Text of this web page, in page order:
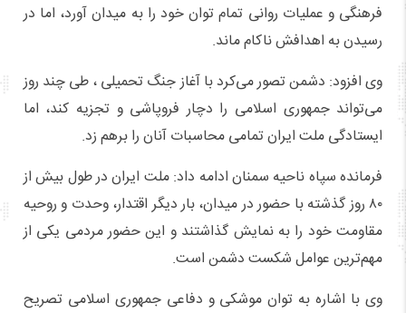
فرهنگی و عملیات روانی تمام توان خود را به میدان آورد، اما در
رسیدن به اهدافش ناکام ماند.
وی افزود: دشمن تصور می‌کرد با آغاز جنگ تحمیلی ، طی چند روز
می‌تواند جمهوری اسلامی را دچار فروپاشی و تجزیه کند، اما
ایستادگی ملت ایران تمامی محاسبات آنان را برهم زد.
فرمانده سپاه ناحیه سمنان ادامه داد: ملت ایران در طول بیش از
۸۰ روز گذشته با حضور در میدان، بار دیگر اقتدار، وحدت و روحیه
مقاومت خود را به نمایش گذاشتند و این حضور مردمی یکی از
مهم‌ترین عوامل شکست دشمن است.
وی با اشاره به توان موشکی و دفاعی جمهوری اسلامی تصریح